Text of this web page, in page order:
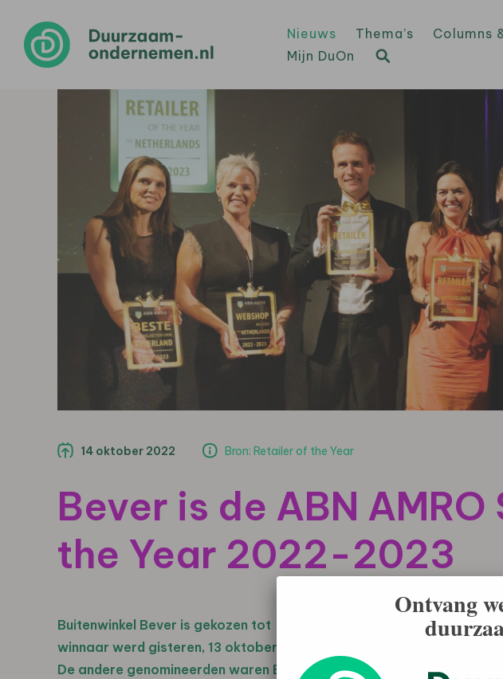
Nieuws Thema’s Columns
Mijn DuOn
14 oktober 2022 Bron: Retailer of the Year
Bever is de ABN
the Year 2022-2023
Buitenwinkel Bever is gekozen tot ‘ABN AMRO Sustainable Retailer
winnaar werd gisteren, 13 oktober, bekendgemaakt tijdens het ABN
De andere genomineerden waren Ekoplaza en Auping.
Ontvang